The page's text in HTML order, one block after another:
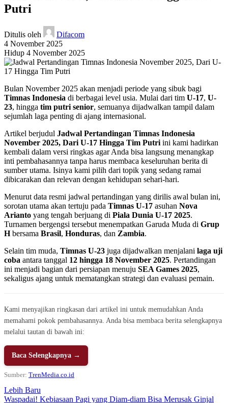
Putri
Ditulis oleh
Difacom
4 November 2025
Hidup 4 November 2025
Bulan November 2025 akan menjadi periode yang sibuk bagi
Timnas Indonesia di berbagai level usia. Mulai dari tim U-17, U-
23, hingga tim putri senior, semuanya dijadwalkan tampil dalam
sejumlah laga penting di ajang internasional.
Artikel berjudul Jadwal Pertandingan Timnas Indonesia
November 2025, Dari U-17 Hingga Tim Putri ini kami hadirkan
kembali dalam versi ringkas agar Anda bisa langsung menangkap
inti pembahasannya tanpa harus membaca keseluruhan berita di
sumber utama. Isinya kami pilih dari topik yang sedang ramai
dibicarakan dan relevan dengan kehidupan sehari-hari.
Menurut data resmi jadwal pertandingan yang dirilis awal bulan ini,
sorotan utama akan tertuju pada Timnas U-17 asuhan Nova
Arianto yang tengah berjuang di Piala Dunia U-17 2025.
Turnamen bergengsi tersebut menempatkan Garuda Muda di Grup
Hbersama Brasil, Honduras, dan Zambia.
Selain tim muda, Timnas U-23 juga dijadwalkan menjalani laga uji
coba antara tanggal 12 hingga 18 November 2025. Pertandingan
ini menjadi bagian dari persiapan menuju SEA Games 2025,
sekaligus ajang untuk mematangkan strategi dan evaluasi pemain.
Kami menyajikan ringkasan dari artikel ini untuk memudahkan Anda
memahami pokok pembahasannya. Anda bisa membaca berita selengkapnya
melalui tautan di bawah ini:
Baca Selengkapnya →
Sumber: TrenMedia.co.id
Lebih Baru
Waspadai! Kebiasaan Pagi yang Diam-diam Bisa Merusak Ginjal